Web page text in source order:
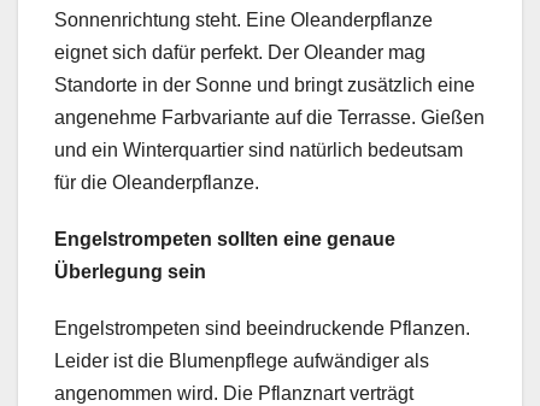
Sonnenrichtung steht. Eine Oleanderpflanze
eignet sich dafür perfekt. Der Oleander mag
Standorte in der Sonne und bringt zusätzlich eine
angenehme Farbvariante auf die Terrasse. Gießen
und ein Winterquartier sind natürlich bedeutsam
für die Oleanderpflanze.
Engelstrompeten sollten eine genaue
Überlegung sein
Engelstrompeten sind beeindruckende Pflanzen.
Leider ist die Blumenpflege aufwändiger als
angenommen wird. Die Pflanznart verträgt